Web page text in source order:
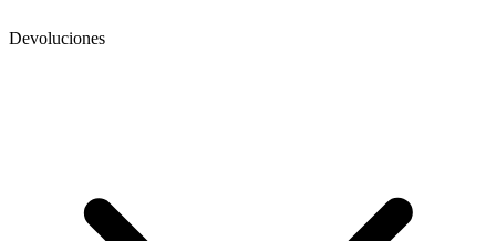
Devoluciones